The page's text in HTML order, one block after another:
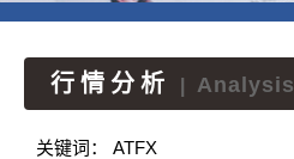
行情分析 Analysis
关键词： ATFX